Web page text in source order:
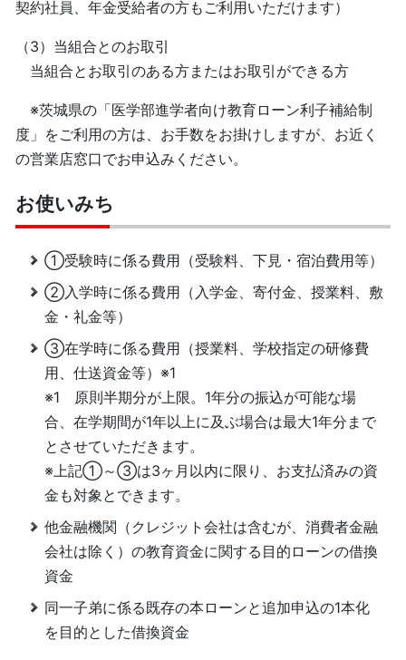
契約社員、年金受給者の方もご利用いただけます）
（3）当組合とのお取引
当組合とお取引のある方またはお取引ができる方
※茨城県の「医学部進学者向け教育ローン利子補給制
度」をご利用の方は、お手数をお掛けしますが、お近く
の営業店窓口でお申込みください。
お使いみち
①受験時に係る費用（受験料、下見・宿泊費用等）
②入学時に係る費用（入学金、寄付金、授業料、敷
金・礼金等）
③在学時に係る費用（授業料、学校指定の研修費
用、仕送資金等）※1
※1 原則半期分が上限。1年分の振込が可能な場
合、在学期間が1年以上に及ぶ場合は最大1年分まで
とさせていただきます。
※上記①～③は3ヶ月以内に限り、お支払済みの資
金も対象とできます。
他金融機関（クレジット会社は含むが、消費者金融
会社は除く）の教育資金に関する目的ローンの借換
資金
同一子弟に係る既存の本ローンと追加申込の1本化
を目的とした借換資金